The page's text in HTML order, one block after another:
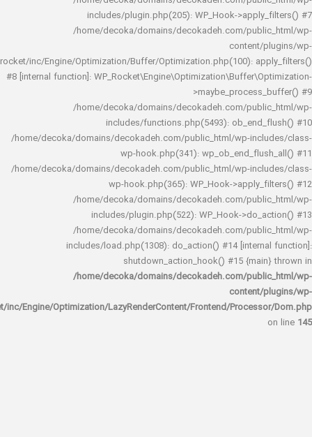
includes/plugin.php(205): WP_Hook-
/home/decoka/domains/decokadeh.com/
rocket/inc/Engine/Optimization/Buffer/Optimization.php(100):
#8 [internal function]:
/home/decoka/domains/decokadeh.com/
includes/functions.php(5493):
/home/decoka/domains/decokadeh.com/public_html/wp-
wp-hook.php(341):
/home/decoka/domains/decokadeh.com/public_html/wp-
wp-hook.php(365): WP_Hook-
/home/decoka/domains/decokadeh.com/
includes/plugin.php(522): WP_Hook-
/home/decoka/domains/decokadeh.com/
includes/load.php(1308): do_action() #14
shutdown_action_hook() #15
/home/decoka/domains/decokadeh.com/
rocket/inc/Engine/Optimization/LazyRenderContent/Frontend/